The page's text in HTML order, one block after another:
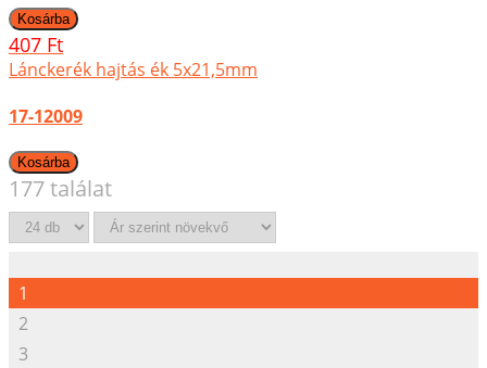
407 Ft
Lánckerék hajtás ék 5x21,5mm
17-12009
177 találat
1
2
3